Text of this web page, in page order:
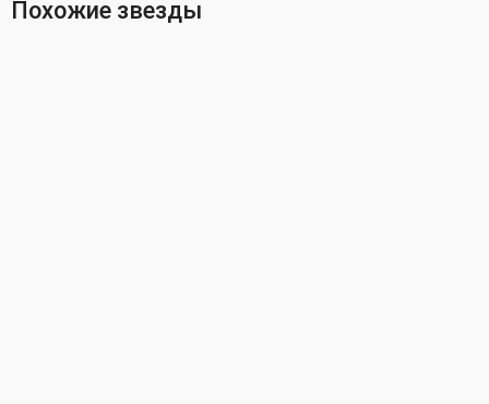
Похожие звезды